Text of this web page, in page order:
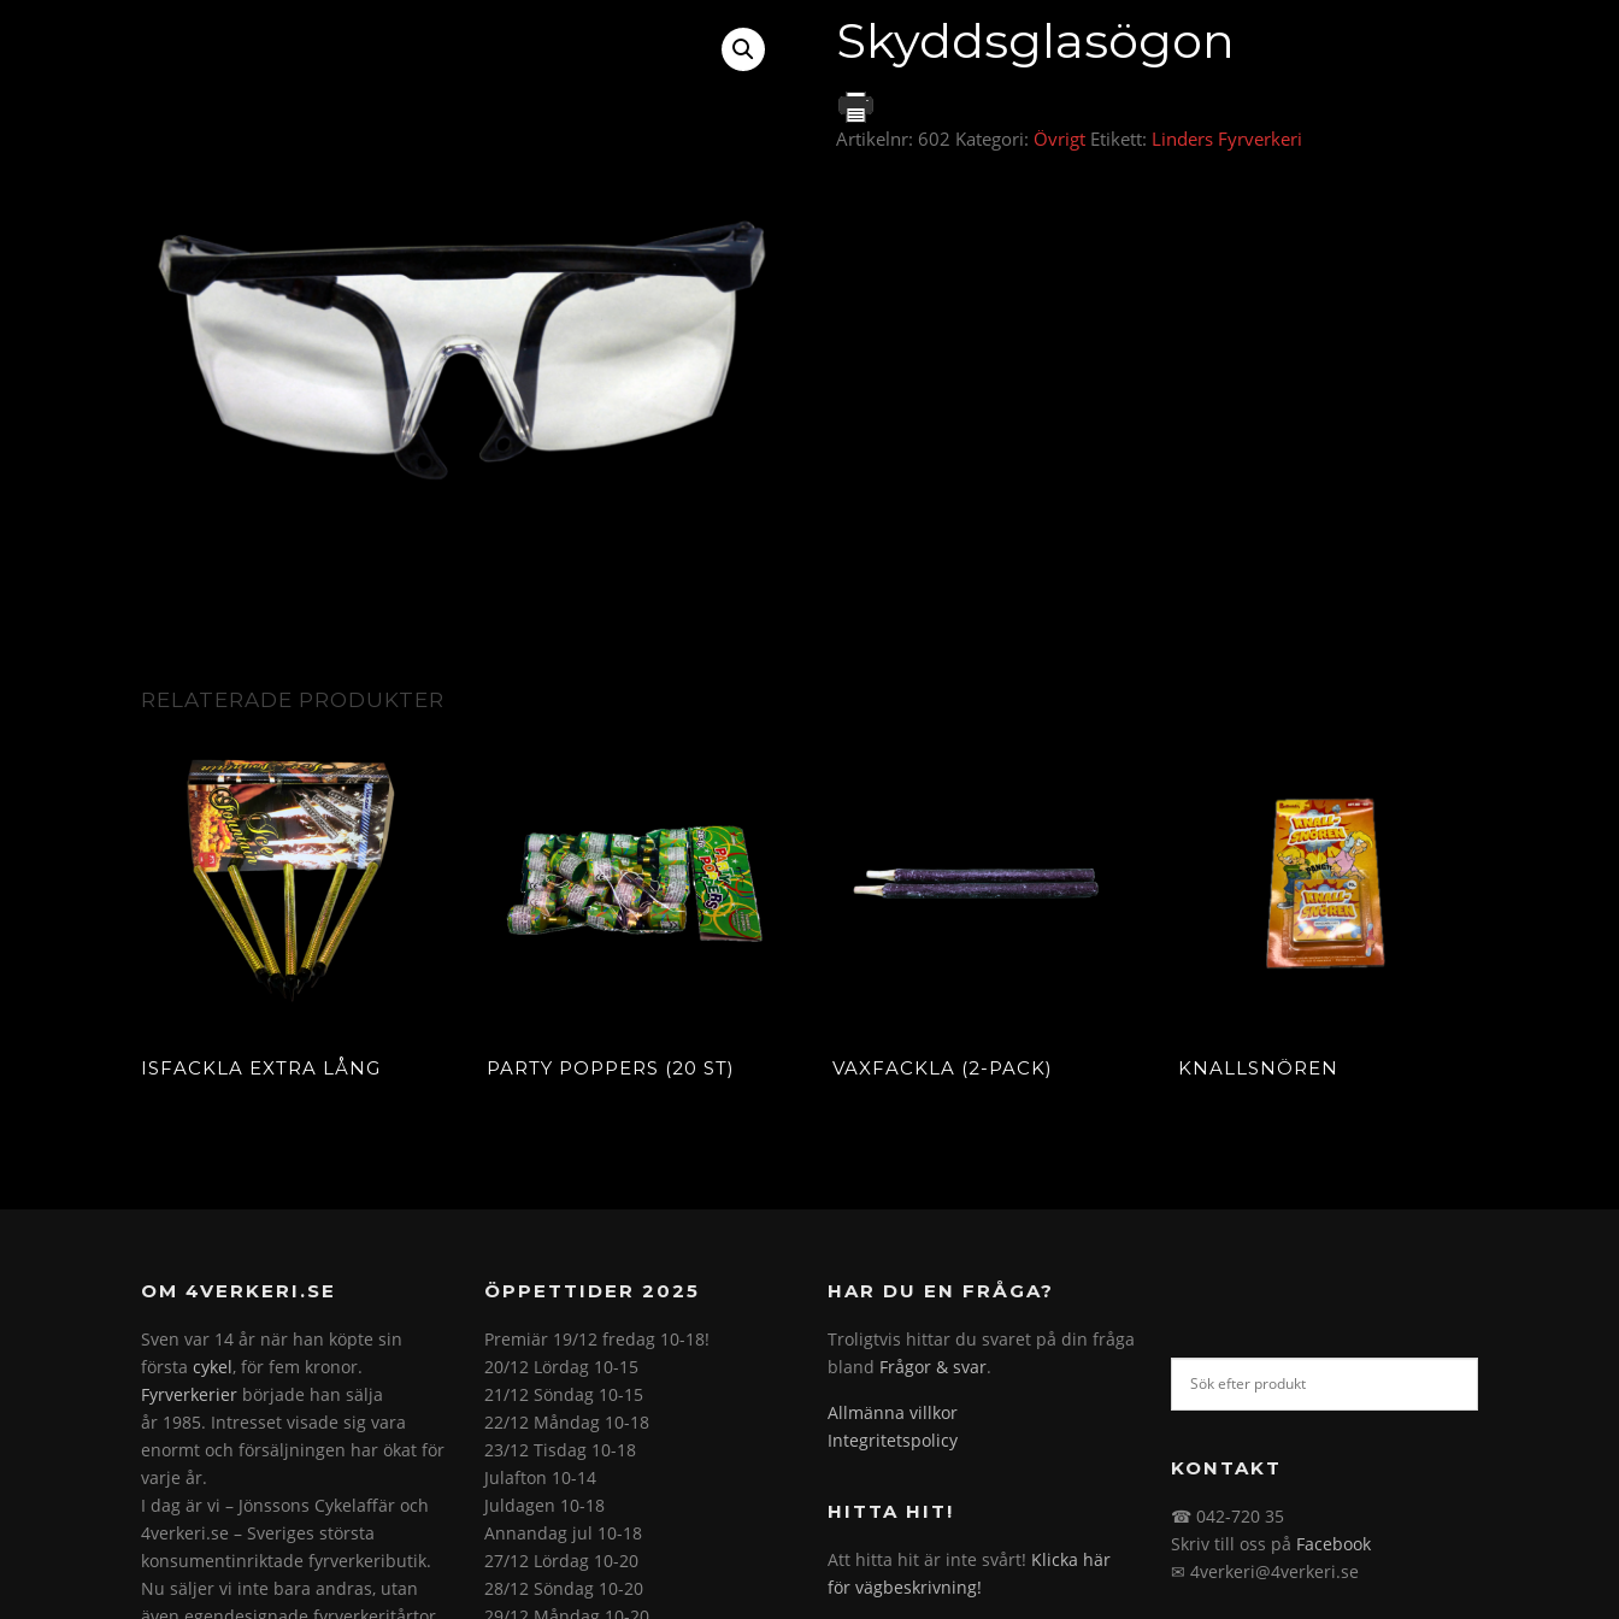
Skyddsglasögon
Artikelnr: 602 Kategori: Övrigt Etikett: Linders Fyrverkeri
RELATERADE PRODUKTER
ISFACKLA EXTRA LÅNG PARTY POPPERS (20 ST) VAXFACKLA (2-PACK) KNALLSNÖREN
OM 4VERKERI.SE
Sven var 14 år när han köpte sin
första cykel, för fem kronor.
Fyrverkerier började han sälja
år 1985. Intresset visade sig vara
enormt och försäljningen har ökat för
varje år.
I dag är vi – Jönssons Cykelaffär och
4verkeri.se – Sveriges största
konsumentinriktade fyrverkeributik.
Nu säljer vi inte bara andras, utan
ÖPPETTIDER 2025
Premiär 19/12 fredag 10-18!
20/12 Lördag 10-15
21/12 Söndag 10-15
22/12 Måndag 10-18
23/12 Tisdag 10-18
Julafton 10-14
Juldagen 10-18
Annandag jul 10-18
27/12 Lördag 10-20
28/12 Söndag 10-20
HAR DU EN FRÅGA?
Troligtvis hittar du svaret på din fråga
bland Frågor & svar.
Allmänna villkor
Integritetspolicy
HITTA HIT!
Att hitta hit är inte svårt! Klicka här
för vägbeskrivning!
KONTAKT
☎ 042-720 35
Skriv till oss på Facebook
✉ 4verkeri@4verkeri.se